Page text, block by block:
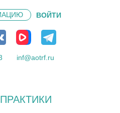
ВОЙТИ
inf@aotrf.ru